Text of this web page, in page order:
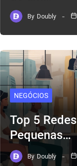
By Doubly
NEGÓCIOS
Top 5
Pequenas…
By Doubly